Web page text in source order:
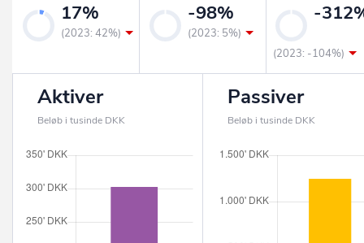
17%
(2023: 42%)
-98%
(2023: 5%)
-
(2023: -104%)
Aktiver
Beløb i tusinde DKK
Passiver
Beløb i tusinde DKK